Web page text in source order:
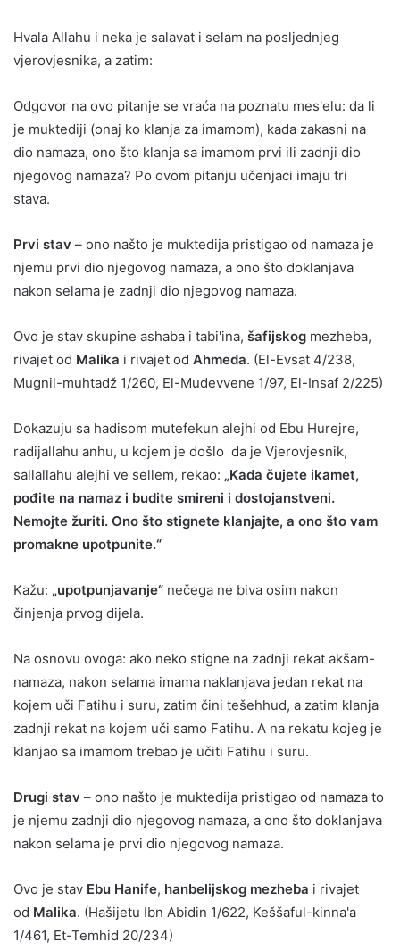
Hvala Allahu i neka je salavat i selam na posljednjeg
vjerovjesnika, a zatim:
Odgovor na ovo pitanje se vraća na poznatu mes'elu: da li
je muktediji (onaj ko klanja za imamom), kada zakasni na
dio namaza, ono što klanja sa imamom prvi ili zadnji dio
njegovog namaza? Po ovom pitanju učenjaci imaju tri
stava.
Prvi stav – ono našto je muktedija pristigao od namaza je
njemu prvi dio njegovog namaza, a ono što doklanjava
nakon selama je zadnji dio njegovog namaza.
Ovo je stav skupine ashaba i tabi'ina, šafijskog mezheba,
rivajet od Malika i rivajet od Ahmeda. (El-Evsat 4/238,
Mugnil-muhtadž 1/260, El-Mudevvene 1/97, El-Insaf 2/225)
Dokazuju sa hadisom mutefekun alejhi od Ebu Hurejre,
radijallahu anhu, u kojem je došlo da je Vjerovjesnik,
sallallahu alejhi ve sellem, rekao: „Kada čujete ikamet,
pođite na namaz i budite smireni i dostojanstveni.
Nemojte žuriti. Ono što stignete klanjajte, a ono što vam
promakne upotpunite.“
Kažu: „upotpunjavanje“ nečega ne biva osim nakon
činjenja prvog dijela.
Na osnovu ovoga: ako neko stigne na zadnji rekat akšam-
namaza, nakon selama imama naklanjava jedan rekat na
kojem uči Fatihu i suru, zatim čini tešehhud, a zatim klanja
zadnji rekat na kojem uči samo Fatihu. A na rekatu kojeg je
klanjao sa imamom trebao je učiti Fatihu i suru.
Drugi stav – ono našto je muktedija pristigao od namaza to
je njemu zadnji dio njegovog namaza, a ono što doklanjava
nakon selama je prvi dio njegovog namaza.
Ovo je stav Ebu Hanife, hanbelijskog mezheba i rivajet
od Malika. (Hašijetu Ibn Abidin 1/622, Keššaful-kinna'a
1/461, Et-Temhid 20/234)